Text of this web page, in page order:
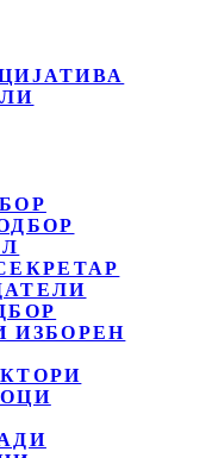
ИЗБОРЕН